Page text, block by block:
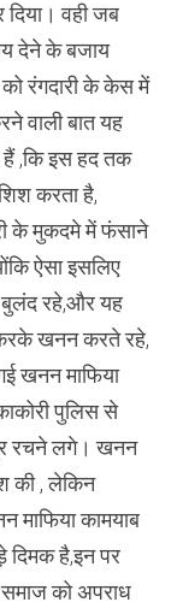
दिया। वही जब
देने के बजाय
रंगदारी के केस में
वाली बात यह
हैं ,कि इस हद तक
करता है,
के मुकदमे में फंसाने
ऐसा इसलिए
बुलंद रहे,और यह
करके खनन करते रहे,
खनन माफिया
पुलिस से
रचने लगे। खनन
की , लेकिन
माफिया कामयाब
है,इन पर
समाज को अपराध